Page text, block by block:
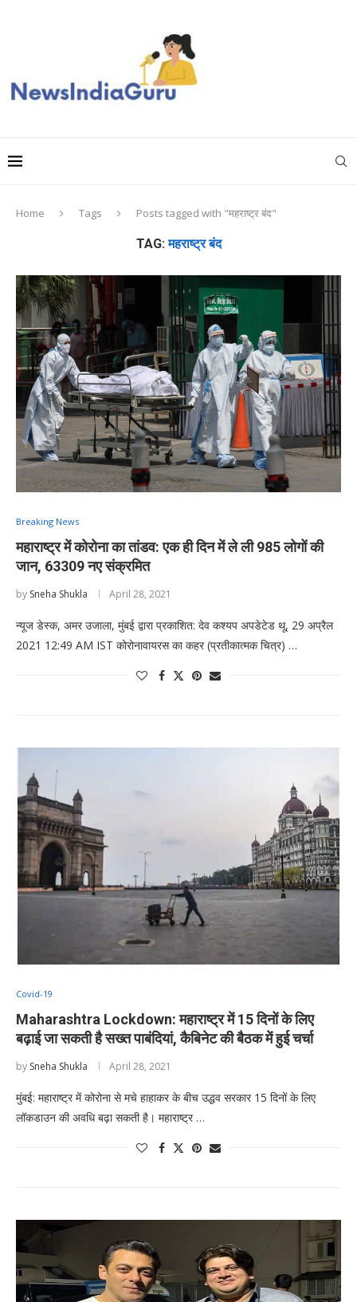
Home Tags Posts tagged with "महराष्ट्र बंद"
TAG:महराष्ट्र बंद
Breaking News
महाराष्ट्र में कोरोना का तांडव: एक ही दिन में ले ली 985 लोगों की
जान, 63309 नए संक्रमित
by Sneha Shukla April 28, 2021
न्यूज डेस्क, अमर उजाला, मुंबई द्वारा प्रकाशित: देव कश्यप अपडेटेड थू, 29 अप्रैल
2021 12:49 AM IST कोरोनावायरस का कहर (प्रतीकात्मक चित्र) …
Covid-19
Maharashtra Lockdown: महाराष्ट्र में 15 दिनों के लिए
बढ़ाई जा सकती है सख्त पाबंदियां, कैबिनेट की बैठक में हुई चर्चा
by Sneha Shukla April 28, 2021
मुंबई: महाराष्ट्र में कोरोना से मचे हाहाकर के बीच उद्धव सरकार 15 दिनों के लिए
लॉकडाउन की अवधि बढ़ा सकती है। महाराष्ट्र …